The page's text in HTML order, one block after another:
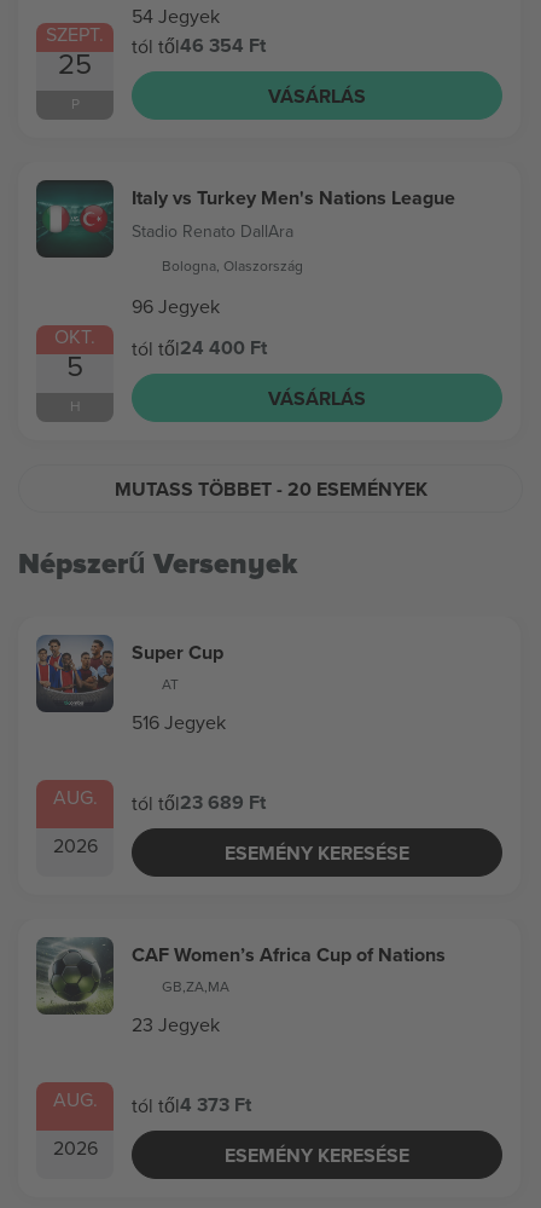
SZEPT.
25
P
54 Jegyek
tól től46 354 Ft
VÁSÁRLÁS
OKT.
5
H
Italy vs Turkey Men's Nations League
Stadio Renato DallAra
Bologna, Olaszország
96 Jegyek
tól től24 400 Ft
VÁSÁRLÁS
MUTASS TÖBBET- 20 ESEMÉNYEK
Népszerű Versenyek
AUG.
2026
Super Cup
AT
516 Jegyek
tól től23 689 Ft
ESEMÉNY KERESÉSE
AUG.
2026
CAF Women’s Africa Cup of Nations
GB,ZA,MA
23 Jegyek
tól től4 373 Ft
ESEMÉNY KERESÉSE